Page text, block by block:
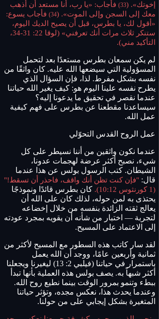
إخوتك». (33)
فأجاب: «يا رب، أنا مستعد أن أذهب
معك إلى السجن وإلى الموت». (34)
فأجاب يسوع:
«أقول لك، يا بطرس، قبل أن يصيح الديك اليوم،
ستنكر ثلاث مرات أنك تعرفني» (لوقا 22: 31-34،
التأكيد مني).
لم يكن سمعان بطرس مستعدًا بعد لتحمل
المسؤولية التي سيضعها الله عليه. كان واثقًا من
نفسه بشكل مفرط. لذا، فإن السؤال الذي
يطرح نفسه علينا اليوم هو: كيف يغير الله حياتنا
عندما نقصر في تحقيق ما يدعونا إليه؟
سيساعدنا مقطعنا عن بطرس على فهم كيفية
عمل الله.
عمل الروح القدس التحوّلي
عندما نكون واثقين من أننا نسيطر على كل
شيء، نصبح أكثر عرضة لهجمات عدونا،
الشيطان. كتب الرسول بولس عن هذا عندما
قال: "فإن كنت تظن أنك واقف، فاحذر أن تسقط!"
(1 كورنثوس 10:12).
كان بطرس قائدًا ونموذجًا
يحتذى به لمن حوله، لذلك كان على الله أن
يعالج ثقته الزائدة بنفسه من خلال إخضاعه
لتجربة — اختبار من شأنه أن يقويه بمجرد عودته
إلى الاعتماد على المسيح.
لقد سار كاتب هذه السطور مع المسيح لأكثر من
ثمانية وأربعين عامًا، ووجد أن الله يعمل
باستمرار في حياتنا (فيلبي 2: 13) ليغيرنا ويجعلنا
أكثر شبهاً به. يصف بولس هذه العملية بأنها تبدأ
ببطء وتنمو بمرور الوقت بينما نطيع روح الله.
وعندما يحدث هذا، نعكس مجده، وتؤثر حياتنا
المتغيرة بشكل إيجابي على من حولنا.